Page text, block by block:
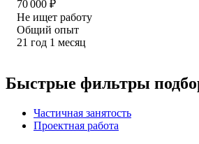
70 000 ₽
Не ищет работу
Общий опыт
21 год 1 месяц
Быстрые фильтры
Частичная занятость
Проектная работа